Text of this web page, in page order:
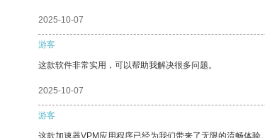
2025-10-07
游客
这款软件非常实用，可以帮助我解决很多问题。
2025-10-07
游客
这款加速器VPM应用程序已经为我们带来了无限的流畅体验。